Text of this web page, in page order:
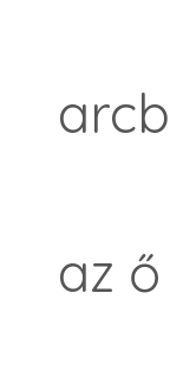
az